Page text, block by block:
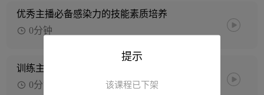
优秀主播必备感染力的技能素质培养
0分钟
训练主播自然情绪节奏播感
0分钟
提示
该课程已下架